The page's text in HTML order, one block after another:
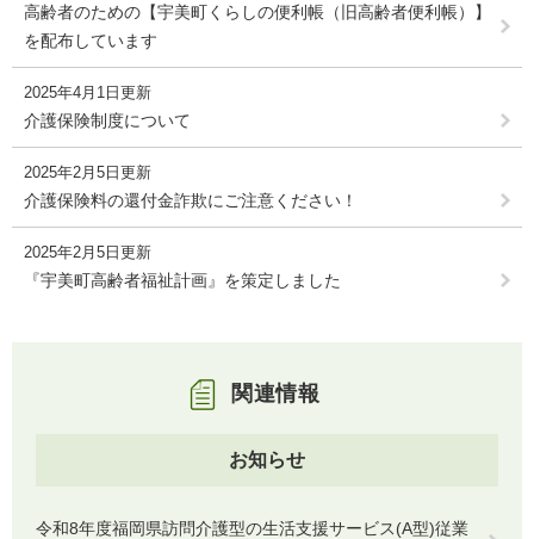
高齢者のための【宇美町くらしの便利帳（旧高齢者便利帳）】
を配布しています
2025年4月1日更新
介護保険制度について
2025年2月5日更新
介護保険料の還付金詐欺にご注意ください！
2025年2月5日更新
『宇美町高齢者福祉計画』を策定しました
関連情報
お知らせ
令和8年度福岡県訪問介護型の生活支援サービス(A型)従業